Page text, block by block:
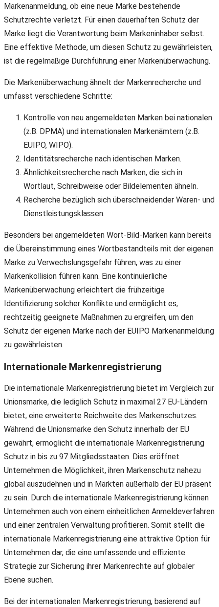
Markenanmeldung, ob eine neue Marke bestehende
Schutzrechte verletzt. Für einen dauerhaften Schutz der
Marke liegt die Verantwortung beim Markeninhaber selbst.
Eine effektive Methode, um diesen Schutz zu gewährleisten,
ist die regelmäßige Durchführung einer Markenüberwachung.
Die Markenüberwachung ähnelt der Markenrecherche und
umfasst verschiedene Schritte:
Kontrolle von neu angemeldeten Marken bei nationalen
(z.B. DPMA) und internationalen Markenämtern (z.B.
EUIPO, WIPO).
Identitätsrecherche nach identischen Marken.
Ähnlichkeitsrecherche nach Marken, die sich in
Wortlaut, Schreibweise oder Bildelementen ähneln.
Recherche bezüglich sich überschneidender Waren- und
Dienstleistungsklassen.
Besonders bei angemeldeten Wort-Bild-Marken kann bereits
die Übereinstimmung eines Wortbestandteils mit der eigenen
Marke zu Verwechslungsgefahr führen, was zu einer
Markenkollision führen kann. Eine kontinuierliche
Markenüberwachung erleichtert die frühzeitige
Identifizierung solcher Konflikte und ermöglicht es,
rechtzeitig geeignete Maßnahmen zu ergreifen, um den
Schutz der eigenen Marke nach der EUIPO Markenanmeldung
zu gewährleisten.
Internationale Markenregistrierung
Die internationale Markenregistrierung bietet im Vergleich zur
Unionsmarke, die lediglich Schutz in maximal 27 EU-Ländern
bietet, eine erweiterte Reichweite des Markenschutzes.
Während die Unionsmarke den Schutz innerhalb der EU
gewährt, ermöglicht die internationale Markenregistrierung
Schutz in bis zu 97 Mitgliedsstaaten. Dies eröffnet
Unternehmen die Möglichkeit, ihren Markenschutz nahezu
global auszudehnen und in Märkten außerhalb der EU präsent
zu sein. Durch die internationale Markenregistrierung können
Unternehmen auch von einem einheitlichen Anmeldeverfahren
und einer zentralen Verwaltung profitieren. Somit stellt die
internationale Markenregistrierung eine attraktive Option für
Unternehmen dar, die eine umfassende und effiziente
Strategie zur Sicherung ihrer Markenrechte auf globaler
Ebene suchen.
Bei der internationalen Markenregistrierung, basierend auf